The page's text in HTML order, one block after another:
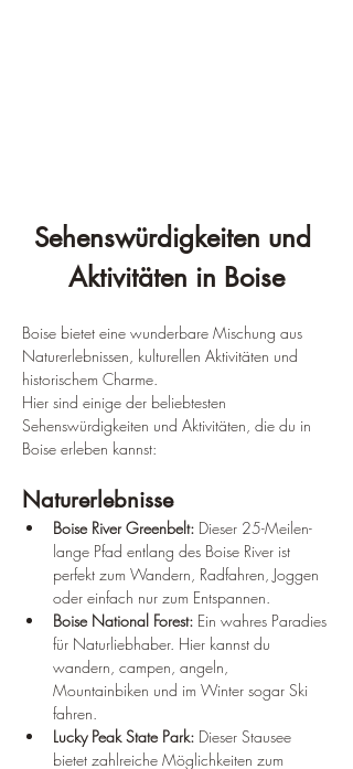
Sehenswürdigkeiten und
Aktivitäten in Boise
Boise bietet eine wunderbare Mischung aus
Naturerlebnissen, kulturellen Aktivitäten und
historischem Charme.
Hier sind einige der beliebtesten
Sehenswürdigkeiten und Aktivitäten, die du in
Boise erleben kannst:
Naturerlebnisse
Boise River Greenbelt: Dieser 25-Meilen-
lange Pfad entlang des Boise River ist
perfekt zum Wandern, Radfahren, Joggen
oder einfach nur zum Entspannen.
Boise National Forest: Ein wahres Paradies
für Naturliebhaber. Hier kannst du
wandern, campen, angeln,
Mountainbiken und im Winter sogar Ski
fahren.
Lucky Peak State Park: Dieser Stausee
bietet zahlreiche Möglichkeiten zum